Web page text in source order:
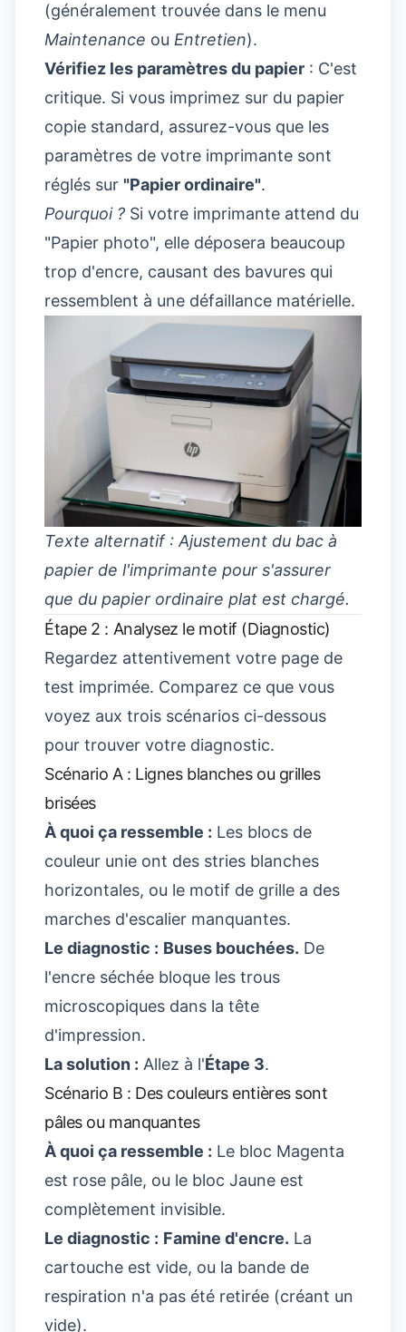
(généralement trouvée dans le menu
Maintenance ou Entretien).
Vérifiez les paramètres du papier : C'est
critique. Si vous imprimez sur du papier
copie standard, assurez-vous que les
paramètres de votre imprimante sont
réglés sur "Papier ordinaire".
Pourquoi ? Si votre imprimante attend du
"Papier photo", elle déposera beaucoup
trop d'encre, causant des bavures qui
ressemblent à une défaillance matérielle.
Texte alternatif : Ajustement du bac à
papier de l'imprimante pour s'assurer
que du papier ordinaire plat est chargé.
Étape 2 : Analysez le motif (Diagnostic)
Regardez attentivement votre page de
test imprimée. Comparez ce que vous
voyez aux trois scénarios ci-dessous
pour trouver votre diagnostic.
Scénario A : Lignes blanches ou grilles
brisées
À quoi ça ressemble : Les blocs de
couleur unie ont des stries blanches
horizontales, ou le motif de grille a des
marches d'escalier manquantes.
Le diagnostic : Buses bouchées. De
l'encre séchée bloque les trous
microscopiques dans la tête
d'impression.
La solution : Allez à l'Étape 3.
Scénario B : Des couleurs entières sont
pâles ou manquantes
À quoi ça ressemble : Le bloc Magenta
est rose pâle, ou le bloc Jaune est
complètement invisible.
Le diagnostic : Famine d'encre. La
cartouche est vide, ou la bande de
respiration n'a pas été retirée (créant un
vide).